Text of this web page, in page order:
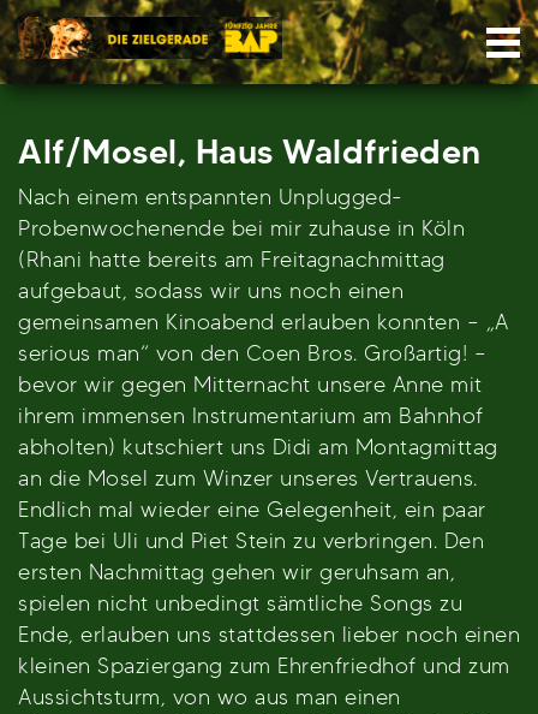
Skip
to
content
Alf/Mosel, Haus Waldfrieden
Nach einem entspannten Unplugged-
Probenwochenende bei mir zuhause in Köln
(Rhani hatte bereits am Freitagnachmittag
aufgebaut, sodass wir uns noch einen
gemeinsamen Kinoabend erlauben konnten – „A
serious man“ von den Coen Bros. Großartig! –
bevor wir gegen Mitternacht unsere Anne mit
ihrem immensen Instrumentarium am Bahnhof
abholten) kutschiert uns Didi am Montagmittag
an die Mosel zum Winzer unseres Vertrauens.
Endlich mal wieder eine Gelegenheit, ein paar
Tage bei Uli und Piet Stein zu verbringen. Den
ersten Nachmittag gehen wir geruhsam an,
spielen nicht unbedingt sämtliche Songs zu
Ende, erlauben uns stattdessen lieber noch einen
kleinen Spaziergang zum Ehrenfriedhof und zum
Aussichtsturm, von wo aus man einen